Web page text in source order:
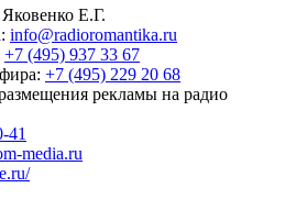
Е.Г.
info@radioromantika.ru
+7 (495) 937 33 67
+7 (495) 229 20 68
рекламы на радио
41
media.ru